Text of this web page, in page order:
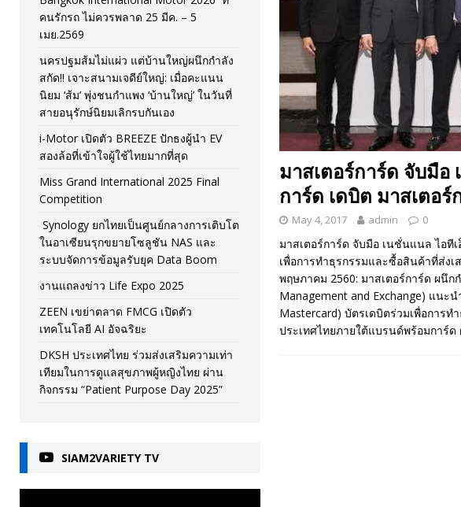
มาสเตอร์การ์ด จับมือ
การ์ด เดบิต มาสเตอร์
May 4, 2017 admin 0
มาสเตอร์การ์ด จับมือ เนชั่นแนล ไอทีเ
เพื่อการทำธุรกรรมและซื้อสินค้าที่ส่งเ
พฤษภาคม 2560: มาสเตอร์การ์ด ผนึก
Management and Exchange) แนะ
Mastercard) บัตรเดบิตร่วมเพื่อการ
ประเทศไทยภายใต้แบรนด์พร้อมการ์ด
คนรักรถ ไม่ควรพลาด 25 มีค. – 5
เมย.2569
นครปฐมส้มไม่แผ่ว แต่บ้านใหญ่ผนึกกำลัง
สกัด!! เจาะสนามเจดีย์ใหญ่: เมื่อคะแนน
นิยม ‘ส้ม’ พุ่งชนกำแพง ‘บ้านใหญ่’ ในวันที่
สายอนุรักษ์นิยมเลิกรบกันเอง
i-Motor เปิดตัว BREEZE ปักธงผู้นำ EV
สองล้อที่เข้าใจผู้ใช้ไทยมากที่สุด
Miss Grand International 2025 Final
Competition
Synology ยกไทยเป็นศูนย์กลางการเติบโต
ในอาเซียนรุกขยายโซลูชัน NAS และ
ระบบจัดการข้อมูลรับยุค Data Boom
งานแถลงข่าว Life Expo 2025
ZEEN เขย่าตลาด FMCG เปิดตัว
เทคโนโลยี AI อัจฉริยะ
DKSH ประเทศไทย ร่วมส่งเสริมความเท่า
เทียมในการดูแลสุขภาพผู้หญิงไทย ผ่าน
กิจกรรม “Patient Purpose Day 2025”
SIAM2VARIETY TV